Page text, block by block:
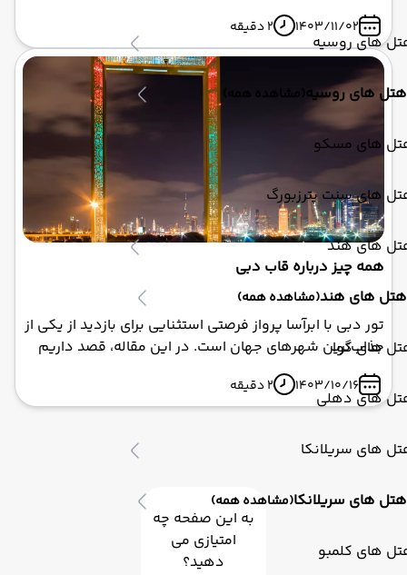
های روسیه
هتل های روسیه(مشاهده همه)
های مسکو
های سنت پترزبورگ
های هند
هتل های هند(مشاهده همه)
های گوا
های دهلی
های سریلانکا
هتل های سریلانکا(مشاهده همه)
های کلمبو
برای مسافران فراهم می‌کند. این سیستم حمل و نقل
عمومی، به عنوان یکی از نمادهای توسعه و پیشرفت دبی،
امکاناتی فوق‌العاده را به گردشگران و ساکنان این شهر
ارائه می‌دهد. اگر قصد دارید با تور دبی سفری به این شهر
زیبا داشته باشید، استفاده از مترو دبی می‌تواند تجربه‌ای
جذاب و به‌یادماندنی باشد.
1403/11/02 2 دقیقه
همه چیز درباره قاب دبی
تور دبی با ابرآسا پرواز فرصتی استثنایی برای بازدید از یکی از
جذاب‌ترین شهرهای جهان است. در این مقاله، قصد داریم
یکی از نمادهای شگفت‌انگیز این شهر یعنی "قاب دبی" را به
طور کامل بررسی کنیم. قاب دبی نه تنها یک جاذبه
گردشگری بی‌نظیر است، بلکه ترکیبی هنرمندانه از معماری
1403/10/16 2 دقیقه
به این صفحه چه
امتیازی می
دهید؟